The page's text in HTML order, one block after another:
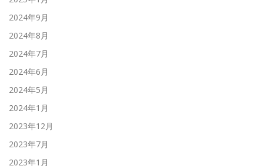
2024年9月
2024年8月
2024年7月
2024年6月
2024年5月
2024年1月
2023年12月
2023年7月
2023年1月